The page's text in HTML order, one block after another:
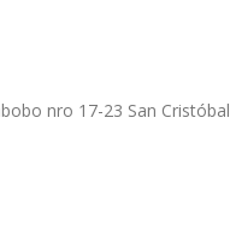
nro 17-23 San Cristóbal